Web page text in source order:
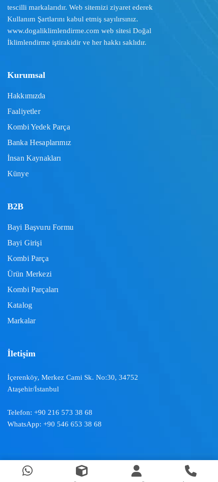
tescilli markalarıdır. Web sitemizi ziyaret ederek
Kullanım Şartlarını kabul etmiş sayılırsınız.
www.dogaliklimlendirme.com web sitesi Doğal
İklimlendirme iştirakidir ve her hakkı saklıdır.
Kurumsal
Hakkımızda
Faaliyetler
Kombi Yedek Parça
Banka Hesaplarımız
İnsan Kaynakları
Künye
B2B
Bayi Başvuru Formu
Bayi Girişi
Kombi Parça
Ürün Merkezi
Kombi Parçaları
Katalog
Markalar
İletişim
İçerenköy, Merkez Cami Sk. No:30, 34752
Ataşehir/İstanbul
Telefon: +90 216 573 38 68
WhatsApp: +90 546 653 38 68
Doğal İklimlendirme ™ | 2024